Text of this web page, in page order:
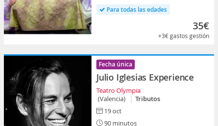
Para todas las edades
35€
+3€gastos gestión
Fecha única
Julio Iglesias Experience
Teatro Olympia
(Valencia)
Tributos
19 oct
90 minutos